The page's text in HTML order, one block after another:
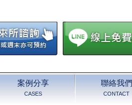
案例分享
CASES
聯絡我們
CONTACT